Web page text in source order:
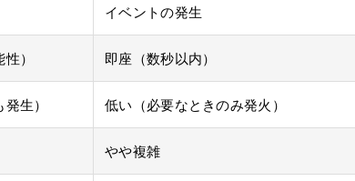
イベントの発生
） 即座（数秒以内）
生） 低い（必要なときのみ発火）
やや複雑